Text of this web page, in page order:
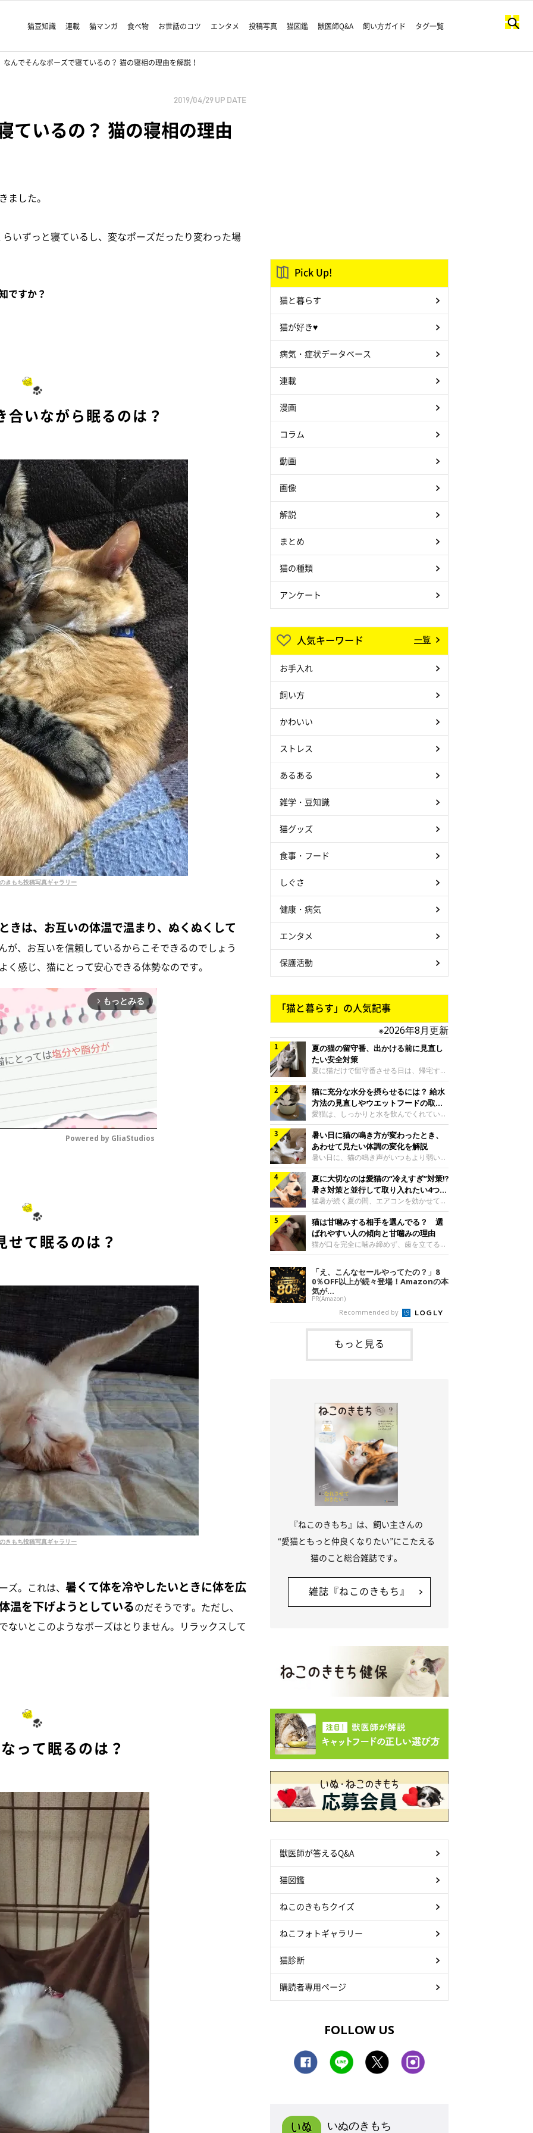
猫豆知識 連載 猫マンガ 食べ物 お世話のコツ エンタメ 投稿写真 猫図鑑 獣医師Q&A 飼い方ガイド タグ一覧
なんでそんなポーズで寝ているの？ 猫の寝相の理由を解説！
2019/04/29 UP DATE
ているの？ 猫の寝相の理由
ました。
いずっと寝ているし、変なポーズだったり変わった場
ですか？
合いながら眠るのは？
きもち投稿写真ギャラリー
きは、お互いの体温で温まり、ぬくぬくして
が、お互いを信頼しているからこそできるのでしょう
感じ、猫にとって安心できる体勢なのです。
arrow_forward_ios もっとみる
Powered by GliaStudios
せて眠るのは？
きもち投稿写真ギャラリー
。これは、 暑くて体を冷やしたいときに体を広
温を下げようとしているのだそうです。ただし、
ないとこのようなポーズはとりません。リラックスして
って眠るのは？
Pick Up!
猫と暮らす
猫が好き♥
病気・症状データベース
連載
漫画
コラム
動画
画像
解説
まとめ
猫の種類
アンケート
人気キーワード 一覧
お手入れ
飼い方
かわいい
ストレス
あるある
雑学・豆知識
猫グッズ
食事・フード
しぐさ
健康・病気
エンタメ
保護活動
「猫と暮らす」の人気記事
※2026年8月更新
夏の猫の留守番、出かける前に見直し
たい安全対策
夏に猫だけで留守番させる日は、帰宅する
まで部屋が暑くなりすぎないか、水は足り
るかと気になる飼い主さんもいるでしょ
う。家の中なら安全と思っていても、日中
は室温が急に上がることがあります。留守
中の暑さから猫を守るために準備したいこ
とや、帰宅後に見たいサインなどについ
て、ねこのきもち獣医師相談室の岡本りさ
先生に伺いました。 留守中は室温が急に
上がることがあるねこのきもち投稿写真ギ
ャラリー夏の日中は、エアコンが切れると
室温が急に上昇する場合があります。猫は
自分で涼しい場所を探すのが得意ですが、
部屋全体が暑くなれ
猫に充分な水分を摂らせるには？ 給水
方法の見直しやウエットフードの取り
入れ方を解説
愛猫は、しっかりと水を飲んでくれていま
すか？ 夏場はエアコンで室内が涼しいこ
ともあり、猫があまり水を飲まないこと
も。積極的に水分を摂らせるためには、給
水方法を見直したり、フードから水分を摂
らせたりする方法があります。今回は獣医
師の重本仁先生に、猫に水分を摂らせるた
めにできるためできる工夫を教えていただ
きました。ボウルの高さを愛猫の好みにね
このきもち投稿写真ギャラリー水飲みボウ
ルの高さは、猫が飲むときに頭が胃より下
にならないように設定すると飲みやすいで
しょう。首を深く折り曲げずに済むため、
関節や食道への負
暑い日に猫の鳴き方が変わったとき、
あわせて見たい体調の変化を解説
暑い日に、猫の鳴き声がいつもより弱い、
かすれる、しつこく鳴くなど、ふだんと違
って聞こえることがあります。 そんなと
き、あわせてどのような様子を確認したら
よいのでしょうか。暑い日に猫の鳴き方が
変わるときの見方や注意したい体調の変化
などについて、ねこのきもち獣医師相談室
の山口みき先生に伺いました。 鳴き方の
変化だけで判断せず、全身の様子も確認し
てねこのきもち投稿写真ギャラリー猫の鳴
ように見えることがあります。 ただ、鳴
き声だけで原因を決めるのは難しく、体調
や環境の変化を
夏に大切なのは愛猫の“冷えすぎ”対策⁉
暑さ対策と並行して取り入れたい4つの
工夫
猛暑が続く夏の間、エアコンを効かせて室
内を冷やしますよね。しかし、人にとって
は快適な温度でも、猫にとっては温度が低
すぎることも。暑さ対策と並行して、冷え
すぎ対策もしっかりと行うことが大切で
す。今回は獣医師の重本仁先生に、猫の冷
ました。（1） 冷房の効いていない部屋に
行き来できるようにするねこのきもち投稿
写真ギャラリー猫が寒いと感じたときに、
冷気から逃れる「逃げ場」を用意しておき
ましょう。冷房の効いていない部屋や廊下
へも自由に行き来できるように、ドアは猫
が通れる程度に
猫は甘噛みする相手を選んでる？ 選
ばれやすい人の傾向と甘噛みの理由
猫が口を完全に噛み締めず、歯を立てる程
度に噛む“甘噛み”。遊びやスキンシップの
ときに繰り出すことがありますが、同じ家
族でも噛まれる頻度に違いがあると感じる
ことも。ねこのきもちWEB MAGAZINEで
は、飼い主さんたちにアンケートを実施
し、愛猫が甘噛みする相手を選んでいると
感じる状況を教えてもらいました。また、
ねこのきもち獣医師相談室の原駿太朗先生
には、実際に猫は甘噛みする相手を選んで
いるのか、その真相をお聞きします。約6
割の飼い主さんが「甘噛みする相手を選ん
「え、こんなセールやってたの？」8
0％OFF以上が続々登場！Amazonの本
気が...
PR(Amazon)
Recommended by
もっと見る
『ねこのきもち』は、飼い主さんの
“愛猫ともっと仲良くなりたい”にこたえる
猫のこと総合雑誌です。
雑誌『ねこのきもち』
獣医師が答えるQ&A
猫図鑑
ねこのきもちクイズ
ねこフォトギャラリー
猫診断
購読者専用ページ
FOLLOW US
いぬのきもち